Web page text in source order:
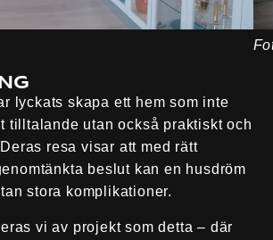
lyckats skapa ett hem som inte
tilltalande utan också praktiskt och
resa visar att med rätt
beslut kan en husdröm
stora komplikationer.
vi av projekt som detta – där